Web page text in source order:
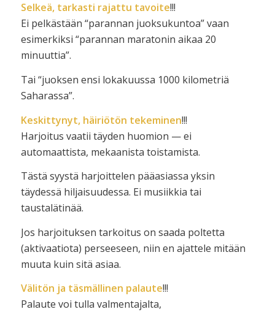
Selkeä, tarkasti rajattu tavoite!!!
Ei pelkästään “parannan juoksukuntoa” vaan
esimerkiksi “parannan maratonin aikaa 20
minuuttia”.
Tai “juoksen ensi lokakuussa 1000 kilometriä
Saharassa”.
Keskittynyt, häiriötön tekeminen!!!
Harjoitus vaatii täyden huomion — ei
automaattista, mekaanista toistamista.
Tästä syystä harjoittelen pääasiassa yksin
täydessä hiljaisuudessa. Ei musiikkia tai
taustalätinää.
Jos harjoituksen tarkoitus on saada poltetta
(aktivaatiota) perseeseen, niin en ajattele mitään
muuta kuin sitä asiaa.
Välitön ja täsmällinen palaute!!!
Palaute voi tulla valmentajalta,